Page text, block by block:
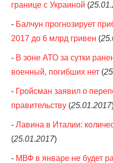
границе с Украиной (
- Балчун прогнозирует
2017 до 6 млрд гривен (
- В зоне АТО за сутки
военный, погибших нет (
- Гройсман заявил о
правительству (25.01.2017
-Лавина в Италии:
(25.01.2017)
- МВФ в январе не будет